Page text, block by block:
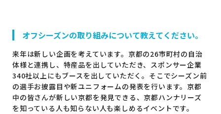
オフシーズンの取り組みについて教えてください。
来年は新しい企画を考えています。京都の26市町村の自治
体様と連携し、特産品を出していただき、スポンサー企業
340社以上にもブースを出していただく。そこでシーズン前
の選手お披露目や新ユニフォームの発表を行います。京都
中の皆さんが新しい京都を発見できる、京都ハンナリーズ
を知っている人も知らない人も楽しめるイベントです。